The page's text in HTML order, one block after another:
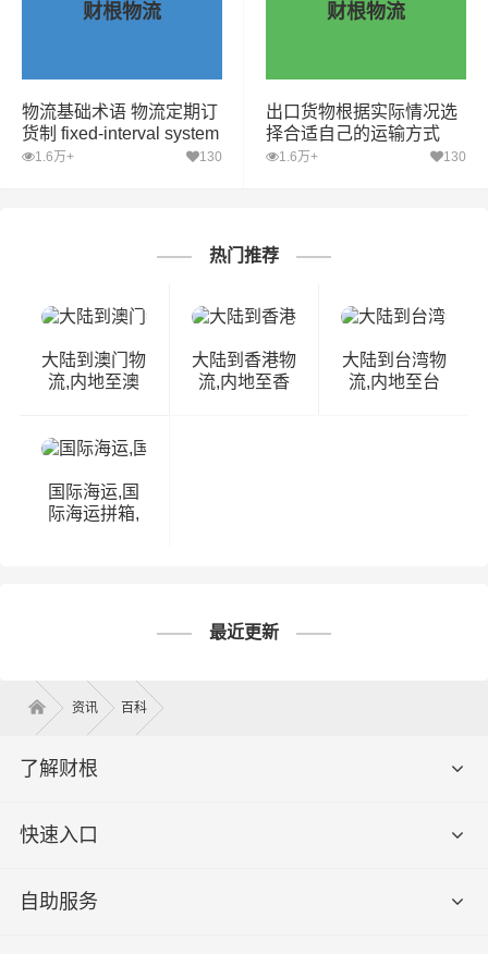
财根物流
物流基础术语 物流定期订
货制 fixed-interval system
1.6万+ 130
财根物流
出口货物根据实际情况选
择合适自己的运输方式
1.6万+ 130
热门推荐
大陆到澳门物
流,内地至澳
专线物流
大陆到香港物
流,内地至香
大陆到台湾物
流,内地至台
国际海运,国
际海运拼箱,
最近更新
资讯 百科
了解财根
快速入口
自助服务